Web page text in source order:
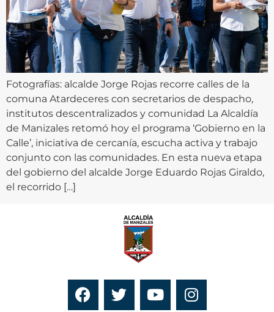
Fotografías: alcalde Jorge Rojas recorre calles de la
comuna Atardeceres con secretarios de despacho,
institutos descentralizados y comunidad La Alcaldía
de Manizales retomó hoy el programa ‘Gobierno en la
Calle’, iniciativa de cercanía, escucha activa y trabajo
conjunto con las comunidades. En esta nueva etapa
del gobierno del alcalde Jorge Eduardo Rojas Giraldo,
el recorrido […]